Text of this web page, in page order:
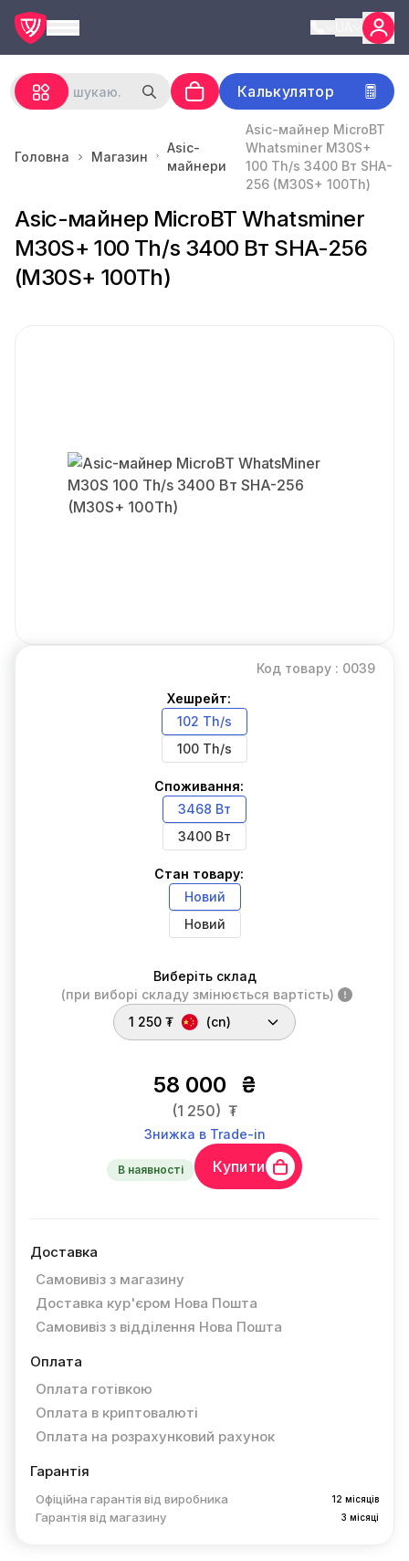
Калькулятор
Головна Магазин
Asic-
майнери
Asic-майнер MicroBT
Whatsminer M30S+
100 Th/s 3400 Вт SHA-
256 (M30S+ 100Th)
Asic-майнер MicroBT Whatsminer
M30S+ 100 Th/s 3400 Вт SHA-256
(M30S+ 100Th)
Код товару : 0039
Хешрейт:
102 Th/s
100 Th/s
Споживання:
3468 Вт
3400 Вт
Стан товару:
Новий
Новий
Виберіть склад
(при виборі складу змінюється вартість)
1 250 ₮
(cn)
58 000 ₴
(1 250) ₮
Знижка в Trade-in
В наявності Купити
Доставка
Самовивіз з магазину
Доставка кур'єром Нова Пошта
Самовивіз з відділення Нова Пошта
Оплата
Оплата готівкою
Оплата в криптовалюті
Оплата на розрахунковий рахунок
Гарантія
Офіційна гарантія від виробника 12 місяців
Гарантія від магазину 3 місяці